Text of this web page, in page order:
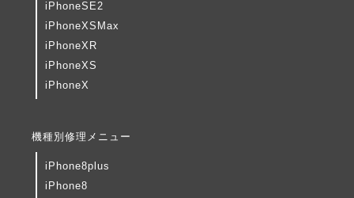
iPhoneSE2
iPhoneXSMax
iPhoneXR
iPhoneXS
iPhoneX
機種別修理メニュー
iPhone8plus
iPhone8